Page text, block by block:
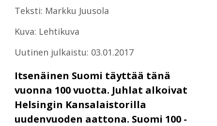
Teksti: Markku Juusola
Kuva: Lehtikuva
Uutinen julkaistu: 03.01.2017
Itsenäinen Suomi täyttää tänä
vuonna 100 vuotta. Juhlat alkoivat
Helsingin Kansalaistorilla
uudenvuoden aattona. Suomi 100 -